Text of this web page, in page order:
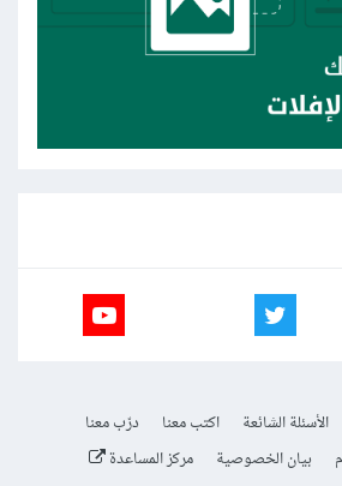
الأسئلة الشائعة اكتب معنا
درّب معنا
بيان الخصوصية مركز المساعدة